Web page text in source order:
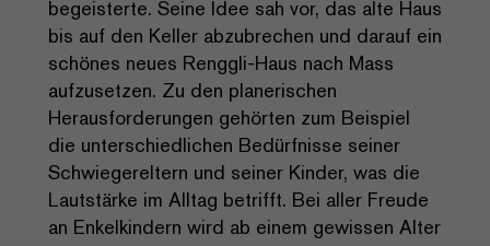
begeisterte. Seine Idee sah vor, das alte Haus
bis auf den Keller abzubrechen und darauf ein
schönes neues Renggli-Haus nach Mass
aufzusetzen. Zu den planerischen
Herausforderungen gehörten zum Beispiel
die unterschiedlichen Bedürfnisse seiner
Schwiegereltern und seiner Kinder, was die
Lautstärke im Alltag betrifft. Bei aller Freude
an Enkelkindern wird ab einem gewissen Alter